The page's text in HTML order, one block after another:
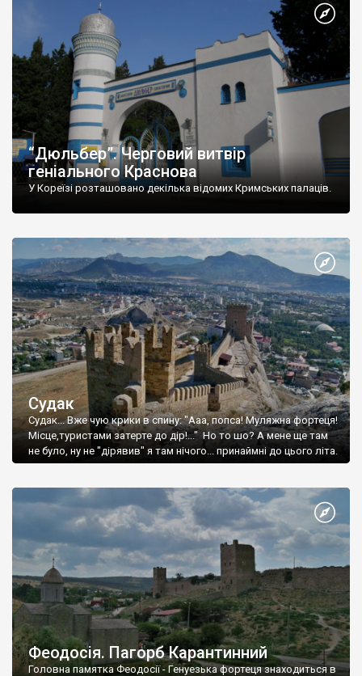
“Дюльбер”. Черговий витвір
геніального Краснова
У Кореїзі розташовано декілька відомих Кримських палаців.
Судак
Судак... Вже чую крики в спину: "Ааа, попса! Муляжна фортеця!
Місце,туристами затерте до дір!..." Но то шо? А мене ще там
не було, ну не "дірявив" я там нічого... принаймні до цього літа.
Феодосія. Пагорб Карантинний
Головна памятка Феодосії - Генуезька фортеця знаходиться в